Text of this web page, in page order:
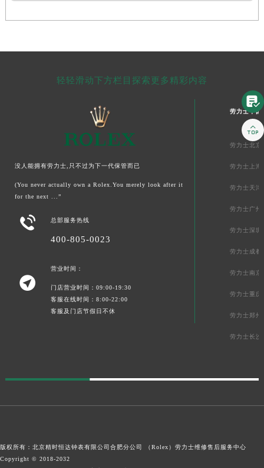
轻轻滑动下方栏目探索更多精彩内容
没人能拥有劳力士,只不过为下一代保管而已
(You never actually own a Rolex.You merely look after it
for the next ...”
 总部服务热线
400-805-0023

营业时间：
门店营业时间：09:00-19:30
客服在线时间：8:00-22:00
客服及门店节假日不休
劳力士中国
劳力士北京
劳力士上海
劳力士天津
劳力士广州
劳力士深圳
劳力士成都
劳力士南京
劳力士重庆
劳力士郑州
劳力士长沙
版权所有：北京精时恒达钟表有限公司合肥分公司 （Rolex） 劳力士维修售后服务中心
Copyright © 2018-2032

